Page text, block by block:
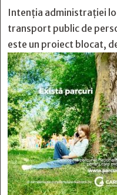
Intenția administrației
transport public de
este un proiect blocat,